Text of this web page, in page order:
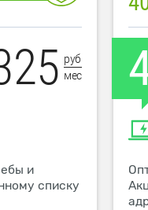
руб
мес
и
списку